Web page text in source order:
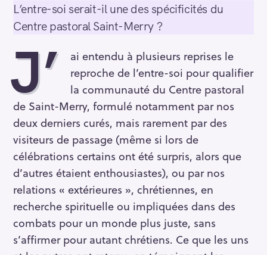
L’entre-soi serait-il une des spécificités du
Centre pastoral Saint-Merry ?
J’
ai entendu à plusieurs reprises le
reproche de l’entre-soi pour qualifier
la communauté du Centre pastoral
de Saint-Merry, formulé notamment par nos
deux derniers curés, mais rarement par des
visiteurs de passage (même si lors de
célébrations certains ont été surpris, alors que
d’autres étaient enthousiastes), ou par nos
relations « extérieures », chrétiennes, en
recherche spirituelle ou impliquées dans des
combats pour un monde plus juste, sans
s’affirmer pour autant chrétiens. Ce que les uns